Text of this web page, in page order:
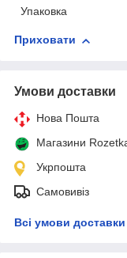
Упаковка
Приховати
Умови доставки
Нова Пошта
Магазини
Укрпошта
Самовивіз
Всі умови доставки